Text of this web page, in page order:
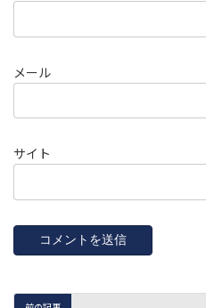
メール
サイト